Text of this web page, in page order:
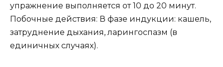
упражнение выполняется от 10 до 20 минут.
Побочные действия: В фазе индукции: кашель,
затруднение дыхания, ларингоспазм (в
единичных случаях).